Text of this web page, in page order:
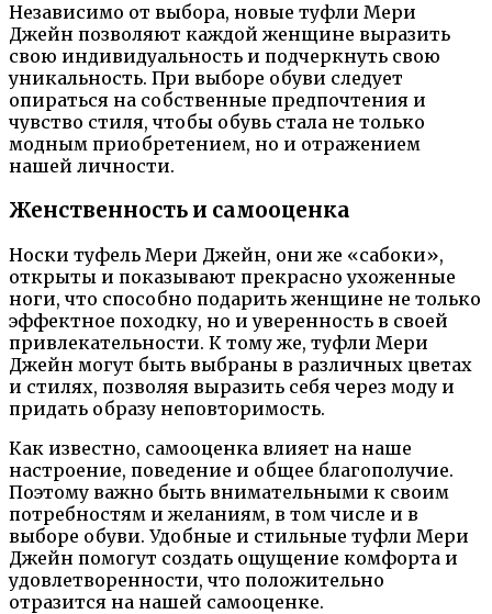
Независимо от выбора, новые туфли Мери
Джейн позволяют каждой женщине выразить
свою индивидуальность и подчеркнуть свою
уникальность. При выборе обуви следует
опираться на собственные предпочтения и
чувство стиля, чтобы обувь стала не только
модным приобретением, но и отражением
нашей личности.
Женственность и самооценка
Носки туфель Мери Джейн, они же «сабоки»,
открыты и показывают прекрасно ухоженные
ноги, что способно подарить женщине не только
эффектное походку, но и уверенность в своей
привлекательности. К тому же, туфли Мери
Джейн могут быть выбраны в различных цветах
и стилях, позволяя выразить себя через моду и
придать образу неповторимость.
Как известно, самооценка влияет на наше
настроение, поведение и общее благополучие.
Поэтому важно быть внимательными к своим
потребностям и желаниям, в том числе и в
выборе обуви. Удобные и стильные туфли Мери
Джейн помогут создать ощущение комфорта и
удовлетворенности, что положительно
отразится на нашей самооценке.